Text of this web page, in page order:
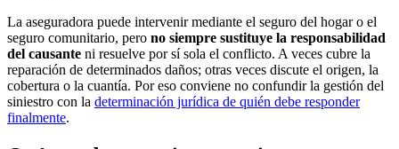
La aseguradora puede intervenir mediante el seguro del hogar o el
seguro comunitario, pero no siempre sustituye la responsabilidad
del causante ni resuelve por sí sola el conflicto. A veces cubre la
reparación de determinados daños; otras veces discute el origen, la
cobertura o la cuantía. Por eso conviene no confundir la gestión del
siniestro con la determinación jurídica de quién debe responder
finalmente.